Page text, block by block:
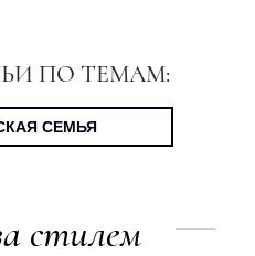
ПО ТЕМАМ:
СЕМЬЯ
стилем